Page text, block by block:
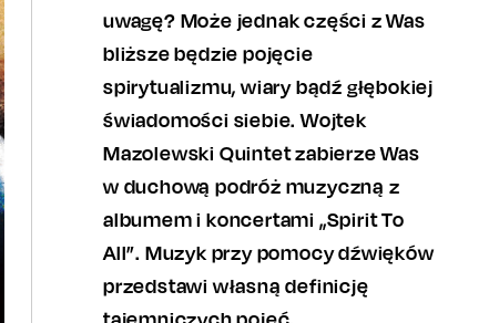
uwagę? Może jednak części z Was
bliższe będzie pojęcie
spirytualizmu, wiary bądź głębokiej
świadomości siebie. Wojtek
Mazolewski Quintet zabierze Was
w duchową podróż muzyczną z
albumem i koncertami „Spirit To
All”. Muzyk przy pomocy dźwięków
przedstawi własną definicję